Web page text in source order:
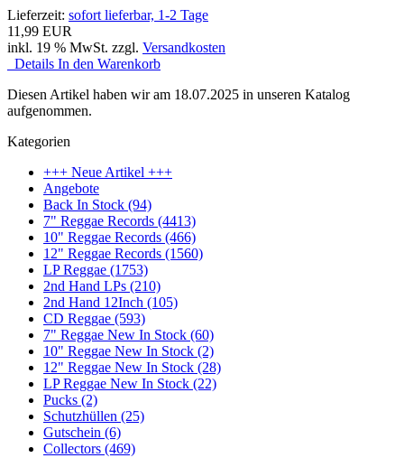
Lieferzeit: sofort lieferbar, 1-2 Tage
11,99 EUR
inkl. 19 % MwSt. zzgl. Versandkosten
Details In den Warenkorb
Diesen Artikel haben wir am 18.07.2025 in unseren Katalog
aufgenommen.
Kategorien
+++ Neue Artikel +++
Angebote
Back In Stock (94)
7" Reggae Records (4413)
10" Reggae Records (466)
12" Reggae Records (1560)
LP Reggae (1753)
2nd Hand LPs (210)
2nd Hand 12Inch (105)
CD Reggae (593)
7" Reggae New In Stock (60)
10" Reggae New In Stock (2)
12" Reggae New In Stock (28)
LP Reggae New In Stock (22)
Pucks (2)
Schutzhüllen (25)
Gutschein (6)
Collectors (469)